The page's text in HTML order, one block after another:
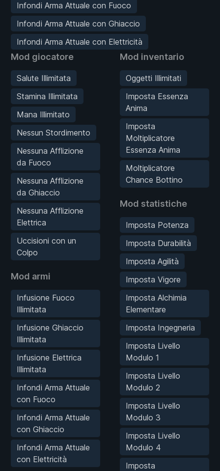
Infondi Arma Attuale con Fuoco
Infondi Arma Attuale con Ghiaccio
Infondi Arma Attuale con Elettricità
Mod giocatore
Salute Illimitata
Stamina Illimitata
Mana Illimitato
Nessun Stordimento
Nessuna Afflizione
da Fuoco
Nessuna Afflizione
da Ghiaccio
Nessuna Afflizione
Elettrica
Uccisioni con un
Colpo
Mod armi
Infusione Fuoco
Illimitata
Infusione Ghiaccio
Illimitata
Infusione Elettrica
Illimitata
Infondi Arma Attuale
con Fuoco
Infondi Arma Attuale
con Ghiaccio
Infondi Arma Attuale
con Elettricità
Mod inventario
Oggetti Illimitati
Imposta Essenza
Anima
Imposta
Moltiplicatore
Essenza Anima
Moltiplicatore
Chance Bottino
Mod statistiche
Imposta Potenza
Imposta Durabilità
Imposta Agilità
Imposta Vigore
Imposta Alchimia
Elementare
Imposta Ingegneria
Imposta Livello
Modulo 1
Imposta Livello
Modulo 2
Imposta Livello
Modulo 3
Imposta Livello
Modulo 4
Imposta